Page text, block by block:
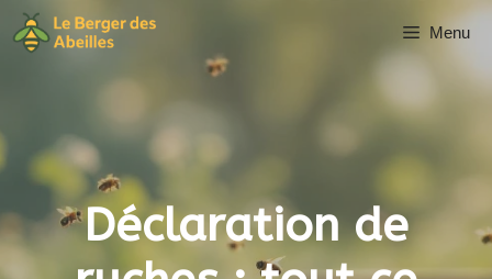
Aller
au
Menu
Déclaration de